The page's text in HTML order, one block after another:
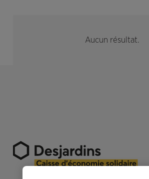
Aucun résultat.